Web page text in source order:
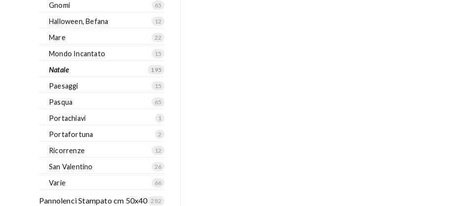
Gnomi 65
Halloween, Befana 12
Mare 22
Mondo Incantato 15
Natale 195
Paesaggi 15
Pasqua 65
Portachiavi 1
Portafortuna 2
Ricorrenze 12
San Valentino 26
Varie 66
Pannolenci Stampato cm 50x40 282